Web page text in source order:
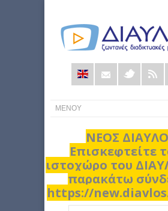
ΝΕΟΣ
Επισκεφτείτε
ιστοχώρο του
παρακάτω
https://